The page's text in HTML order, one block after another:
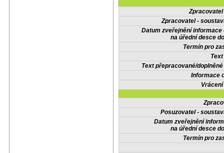
Zpracovatel -
Datum zveřejnění informace
na úřední desce
Termín pro
Text přepracované/
Informace
Posuzovatel -
Datum zveřejnění
na úřední desce
Termín pro